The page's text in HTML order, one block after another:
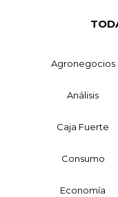
Agronegocios
Análisis
Caja Fuerte
Consumo
Economía